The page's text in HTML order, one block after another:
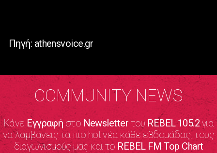
Πηγή: athensvoice.gr
COMMUNITY NEWS
Κάνε Εγγραφήστο NewsletterτουREBEL 105.2για
να λαμβάνεις τα πιο hot νέα κάθε εβδομάδας, τους
διαγωνισμούς μας και το REBEL FM Top Chart